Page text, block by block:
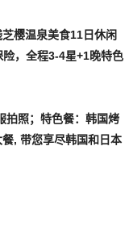
樱温泉美食11日休闲
，全程3-4星+1晚特色
拍照；特色餐：韩国烤
, 带您享尽韩国和日本